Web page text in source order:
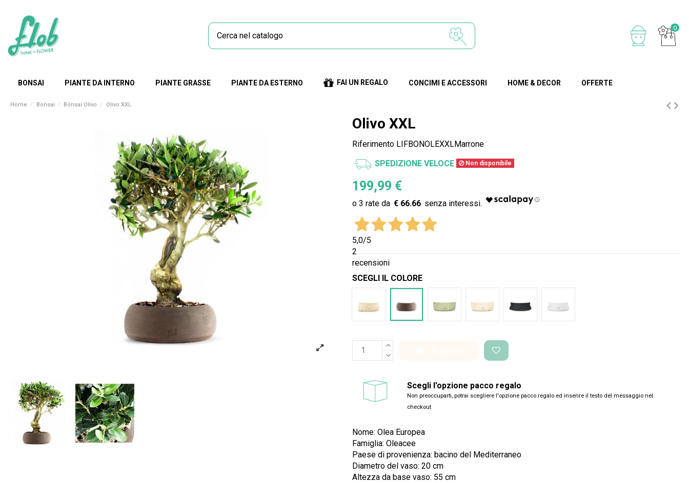
0
BONSAI PIANTE DA INTERNO PIANTE GRASSE PIANTE DA ESTERNO FAI UN REGALO CONCIMI E ACCESSORI HOME & DECOR OFFERTE
Home Bonsai Bonsai Olivo Olivo XXL
Olivo XXL
Riferimento LIFBONOLEXXLMarrone
SPEDIZIONE VELOCE Non disponibile
199,99 €
€ 66.66
5,0/5
2
recensioni
SCEGLI IL COLORE
Scegli l'opzione pacco regalo
Non preoccuparti, potrai scegliere l'opzione pacco regalo ed inserire il testo del messaggio nel
checkout
Nome: Olea Europea
Famiglia: Oleacee
Paese di provenienza: bacino del Mediterraneo
Diametro del vaso: 20 cm
Altezza da base vaso: 55 cm